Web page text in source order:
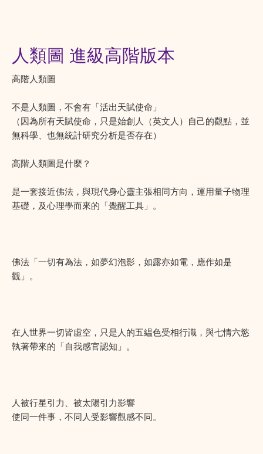
人類圖 進級高階版本
高階人類圖
不是人類圖，不會有「活出天賦使命」
（因為所有天賦使命，只是始創人（英文人）自己的觀點，並
無科學、也無統計研究分析是否存在）
高階人類圖是什麼？
是一套接近佛法，與現代身心靈主張相同方向，運用量子物理
基礎，及心理學而來的「覺醒工具」。
佛法「一切有為法，如夢幻泡影，如露亦如電，應作如是
觀」。
在人世界一切皆虛空，只是人的五緼色受相行識，與七情六慾
執著帶來的「自我感官認知」。
人被行星引力、被太陽引力影響
使同一件事，不同人受影響觀感不同。